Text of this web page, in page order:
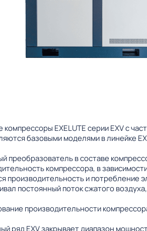
компрессоры EXELUTE серии EXV с
базовыми моделями в линейке
преобразователь в составе
компрессора, в
производительность и потребление
постоянный поток сжатого
производительности
ряд EXV закрывает диапазон